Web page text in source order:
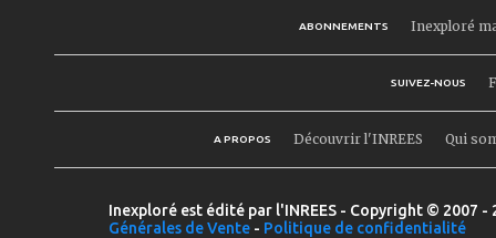
ABONNEMENTS Inexploré
SUIVEZ-NOUS
A PROPOS Découvrir l'INREES Qui
Inexploré est édité par l'INREES - Copyright © 2007
Générales de Vente - Politique de confidentialité